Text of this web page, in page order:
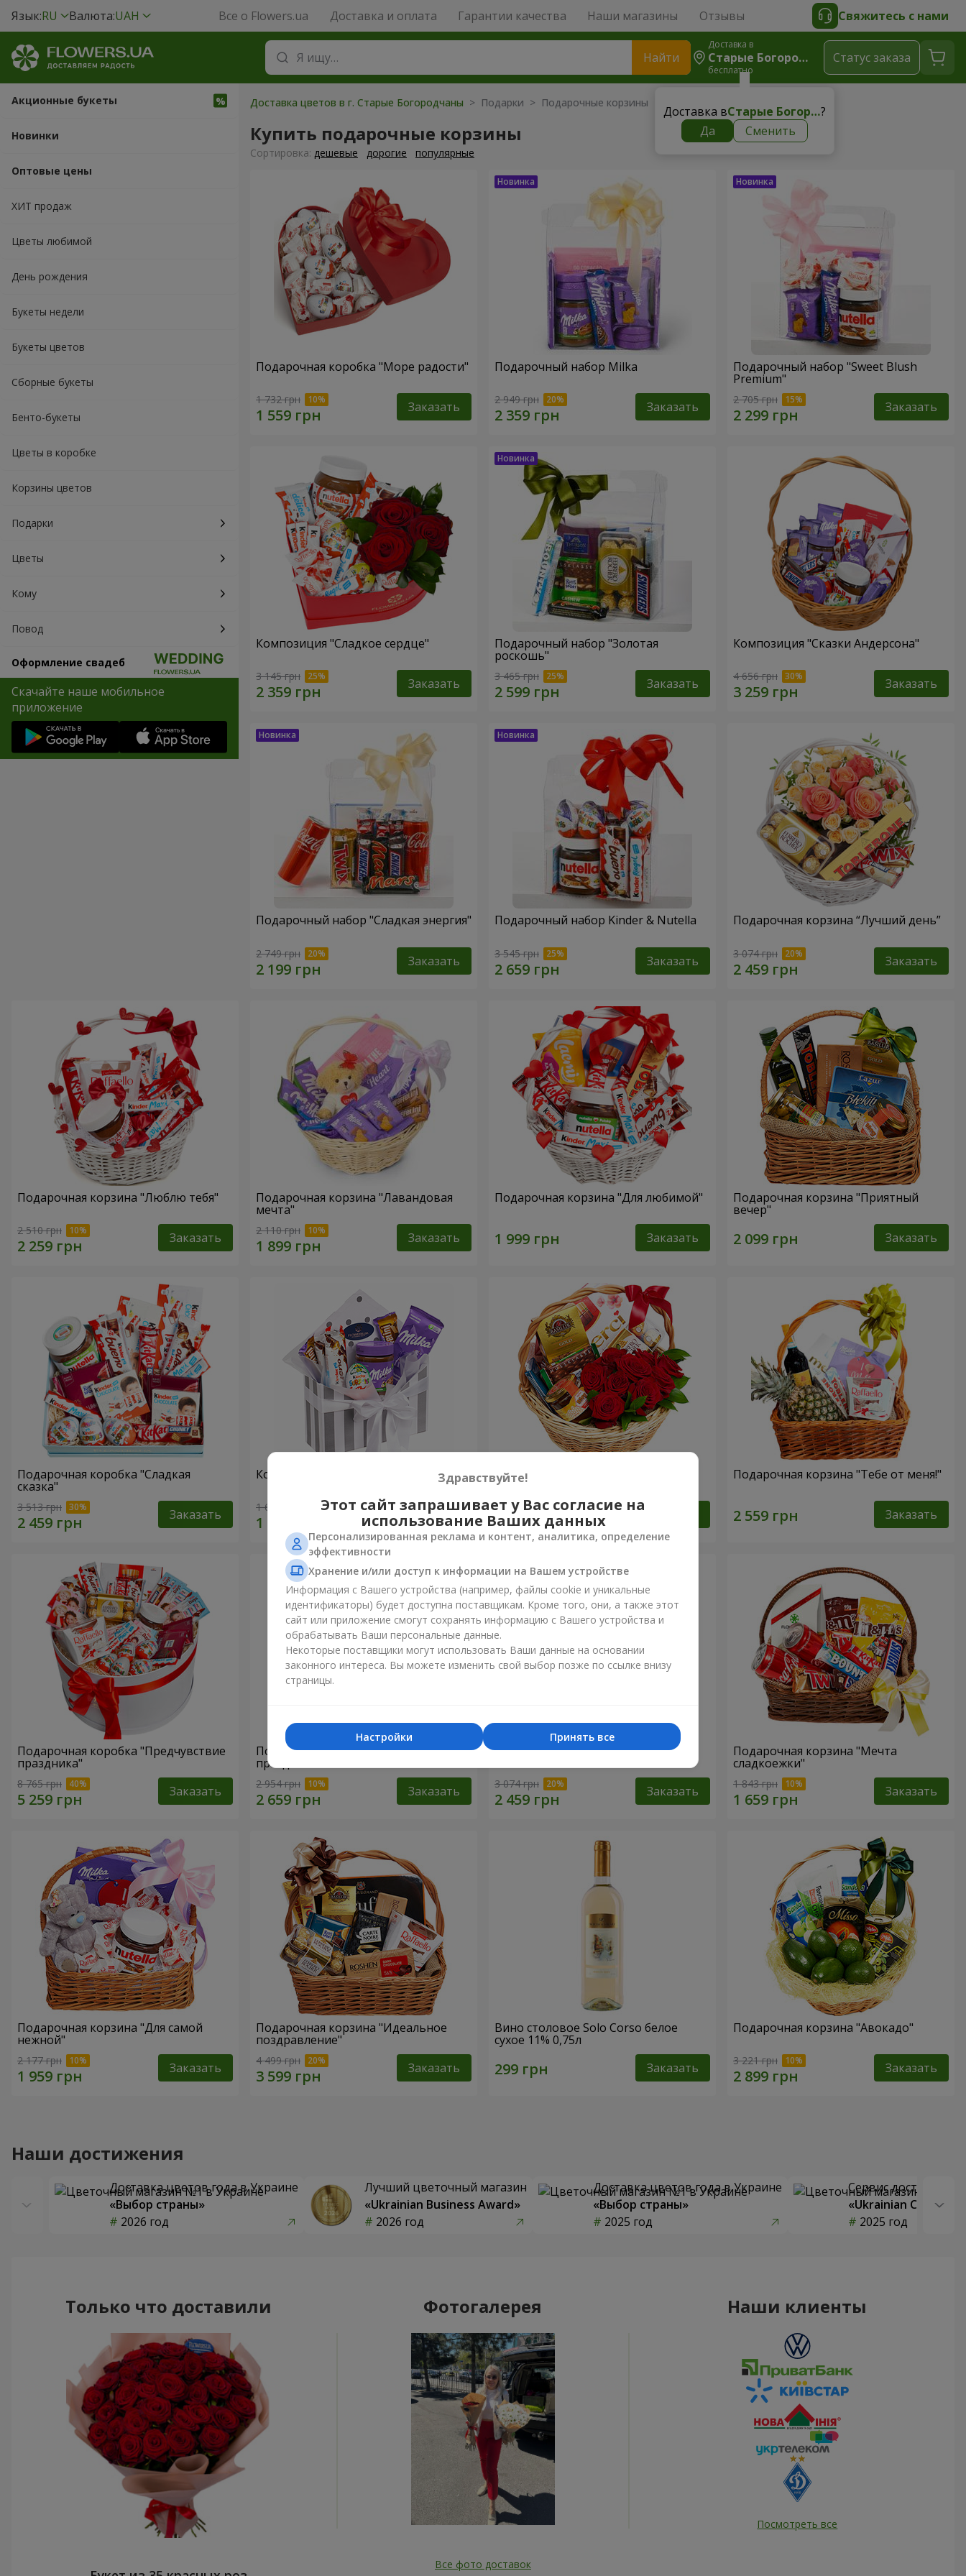
Язык:RU Валюта:UAH Все о Flowers.ua Доставка и оплата Гарантии качества Наши магазины Отзывы Свяжитесь с нами
Найти
Доставка в
Старые Богородчаны
бесплатно
Доставка в Старые Богородчаны?
Да
Сменить
Cтатус заказа
Акционные букеты
Новинки
Оптовые цены
ХИТ продаж
Цветы любимой
День рождения
Букеты недели
Букеты цветов
Сборные букеты
Бенто-букеты
Цветы в коробке
Корзины цветов
Подарки
Цветы
Кому
Повод
Оформление свадеб
Скачайте наше мобильное
приложение
Доставка цветов в г. Старые Богородчаны > Подарки > Подарочные корзины
Купить подарочные корзины
Cортировка: дешевые дорогие популярные
Подарочная коробка "Море радости"
1 732 грн Заказать
Подарочный набор Milka
2 949 грн Заказать
Подарочный набор "Sweet Blush
Premium"
2 705 грн Заказать
Композиция "Сладкое сердце"
3 145 грн Заказать
Подарочный набор "Золотая
роскошь"
3 465 грн Заказать
Композиция "Сказки Андерсона"
4 656 грн Заказать
Подарочный набор "Сладкая энергия"
2 749 грн Заказать
Подарочный набор Kinder & Nutella
3 545 грн Заказать
Подарочная корзина “Лучший день”
3 074 грн Заказать
Подарочная корзина "Люблю тебя"
2 510 грн Заказать
Подарочная корзина "Лавандовая
мечта"
2 110 грн Заказать
Подарочная корзина "Для любимой"
Заказать
Подарочная корзина "Приятный
вечер"
Заказать
Подарочная коробка "Сладкая
сказка"
3 513 грн Заказать
Композиция "Сладкая нежность"
1 666 грн Заказать
Подарочная корзина "Классика"
4 249 грн
Подарочная корзина "Тебе от меня!"
Заказать
Подарочная коробка "Предчувствие
праздника"
8 765 грн Заказать
Подарочная корзина "Детский
праздник!"
2 954 грн Заказать
Подарочная корзина "Амур"
3 074 грн Заказать
Подарочная корзина "Мечта
сладкоежки"
1 843 грн Заказать
Подарочная корзина "Для самой
нежной"
2 177 грн Заказать
Подарочная корзина "Идеальное
поздравление"
4 499 грн Заказать
Вино столовое Solo Corso белое
сухое 11% 0,75л
Заказать
Подарочная корзина "Авокадо"
3 221 грн Заказать
Наши достижения
Доставка цветов года в Украине
«Выбор страны»
2026 год
Лучший цветочный магазин
«Ukrainian Business Award»
2026 год
Доставка цветов года в Украине
«Выбор страны»
2025 год
Сервис доставки
«Ukrainian Choice»
2025 год
Только что доставили Фотогалерея
Все фото доставок
Наши клиенты
Посмотреть все
Здравствуйте!
Этот сайт запрашивает у Вас согласие на
использование Ваших данных
Персонализированная реклама и контент, аналитика, определение
эффективности
Хранение и/или доступ к информации на Вашем устройстве
Информация с Вашего устройства (например, файлы cookie и уникальные
идентификаторы) будет доступна поставщикам. Кроме того, они, а также этот
сайт или приложение смогут сохранять информацию с Вашего устройства и
обрабатывать Ваши персональные данные.
Некоторые поставщики могут использовать Ваши данные на основании
законного интереса. Вы можете изменить свой выбор позже по ссылке внизу
страницы.
Принять все
Настройки